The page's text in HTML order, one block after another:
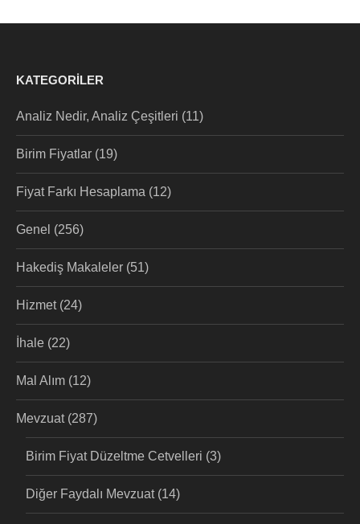
KATEGORILER
Analiz Nedir, Analiz Çeşitleri (11)
Birim Fiyatlar (19)
Fiyat Farkı Hesaplama (12)
Genel (256)
Hakediş Makaleler (51)
Hizmet(24)
İhale (22)
Mal Alım (12)
Mevzuat(287)
Birim Fiyat Düzeltme Cetvelleri (3)
Diğer Faydalı Mevzuat(14)